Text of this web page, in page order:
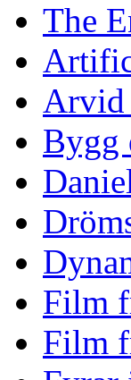
The
Arvid
Bygg
Film
Film